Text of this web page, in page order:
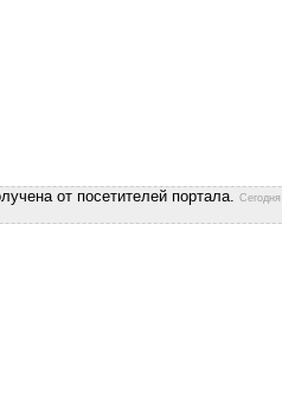
от посетителей портала. Сегодня